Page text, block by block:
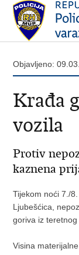
Objavljeno:
Krađa
vozila
Protiv
kaznena
Tijekom noći 7./
Ljubešćica,
goriva iz
Visina